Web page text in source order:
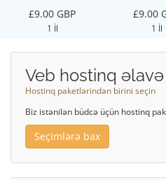
£9.00 GBP
1 İl
£9.00
1 İl
Veb hostinq
Hostinq paketlərindən birini seçin
Biz istənilən büdcə üçün hostinq
Seçimlərə bax